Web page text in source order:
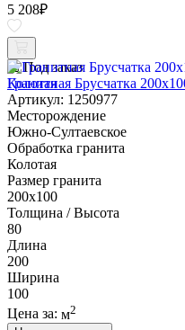
5 208₽
Под заказ
Гранитная Брусчатка
Артикул: 1250977
Месторождение
Южно-Султаевское
Обработка гранита
Колотая
Размер гранита
200х100
Толщина / Высота
80
Длина
200
Ширина
100
Цена за: м2